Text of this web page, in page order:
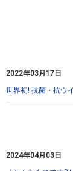
2022年03月17日
世界初! 抗菌・抗ウ
2024年04月03日